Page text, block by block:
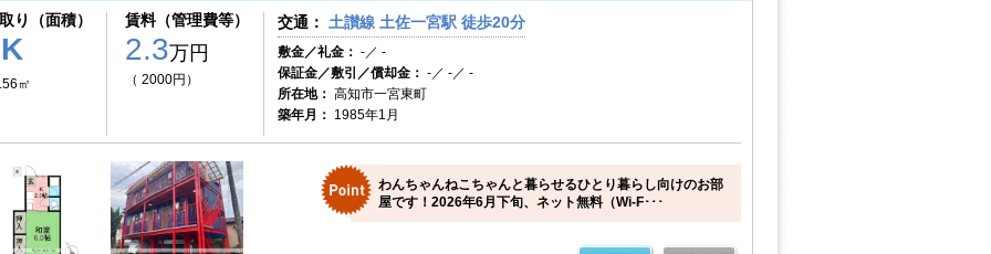
り（面積）
㎡
賃料（管理費等）
2.3万円
（ 2000円）
交通： 土讃線 土佐一宮駅 徒歩20分
敷金／礼金： -／ -
保証金／敷引／償却金： -／ -／ -
所在地： 高知市一宮東町
築年月： 1985年1月
わんちゃんねこちゃんと暮らせるひとり暮らし向けのお部
屋です！2026年6月下旬、ネット無料（Wi-F･･･